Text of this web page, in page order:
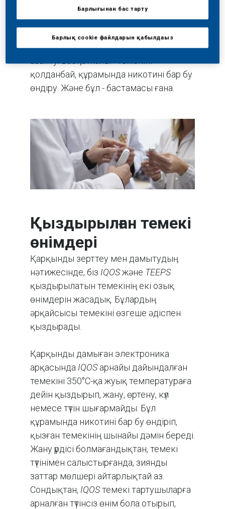
жолына назар аударамыз. Біріншісі -
темекіні қыздыру арқылы никотині бар
дәмді бу шығарып, будың
құрамындағы зиянды заттарды едәуір
қолданбай, құрамында никотині бар бу
өндіру. Және бұл - бастамасы ғана.
Қыздырылған темекі
өнімдері
Қарқынды зерттеу мен дамытудың
нәтижесінде, біз IQOSжәне TEEPS
қыздырылатын темекінің екі озық
өнімдерін жасадық. Бұлардың
әрқайсысы темекіні өзгеше әдіспен
қыздырады.
Қарқынды дамыған электроника
арқасында IQOSарнайы дайындалған
темекіні 350°C-қа жуық температураға
дейін қыздырып, жану, өртену, күл
немесе түтін шығармайды. Бұл
құрамында никотині бар бу өндіріп,
қызған темекінің шынайы дәмін береді.
Жану үрдісі болмағандықтан, темекі
түтінімен салыстырғанда, зиянды
заттар мөлшері айтарлықтай аз.
Сондықтан, IQOSтемекі тартушыларға
арналған түтінсіз өнім бола отырып,
Барлығынан бас тарту
Барлық cookie файлдарын қабылдаңыз